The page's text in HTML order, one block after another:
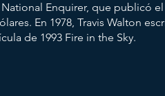
Enquirer, que publicó
En 1978, Travis Walton
de 1993 Fire in the Sky.